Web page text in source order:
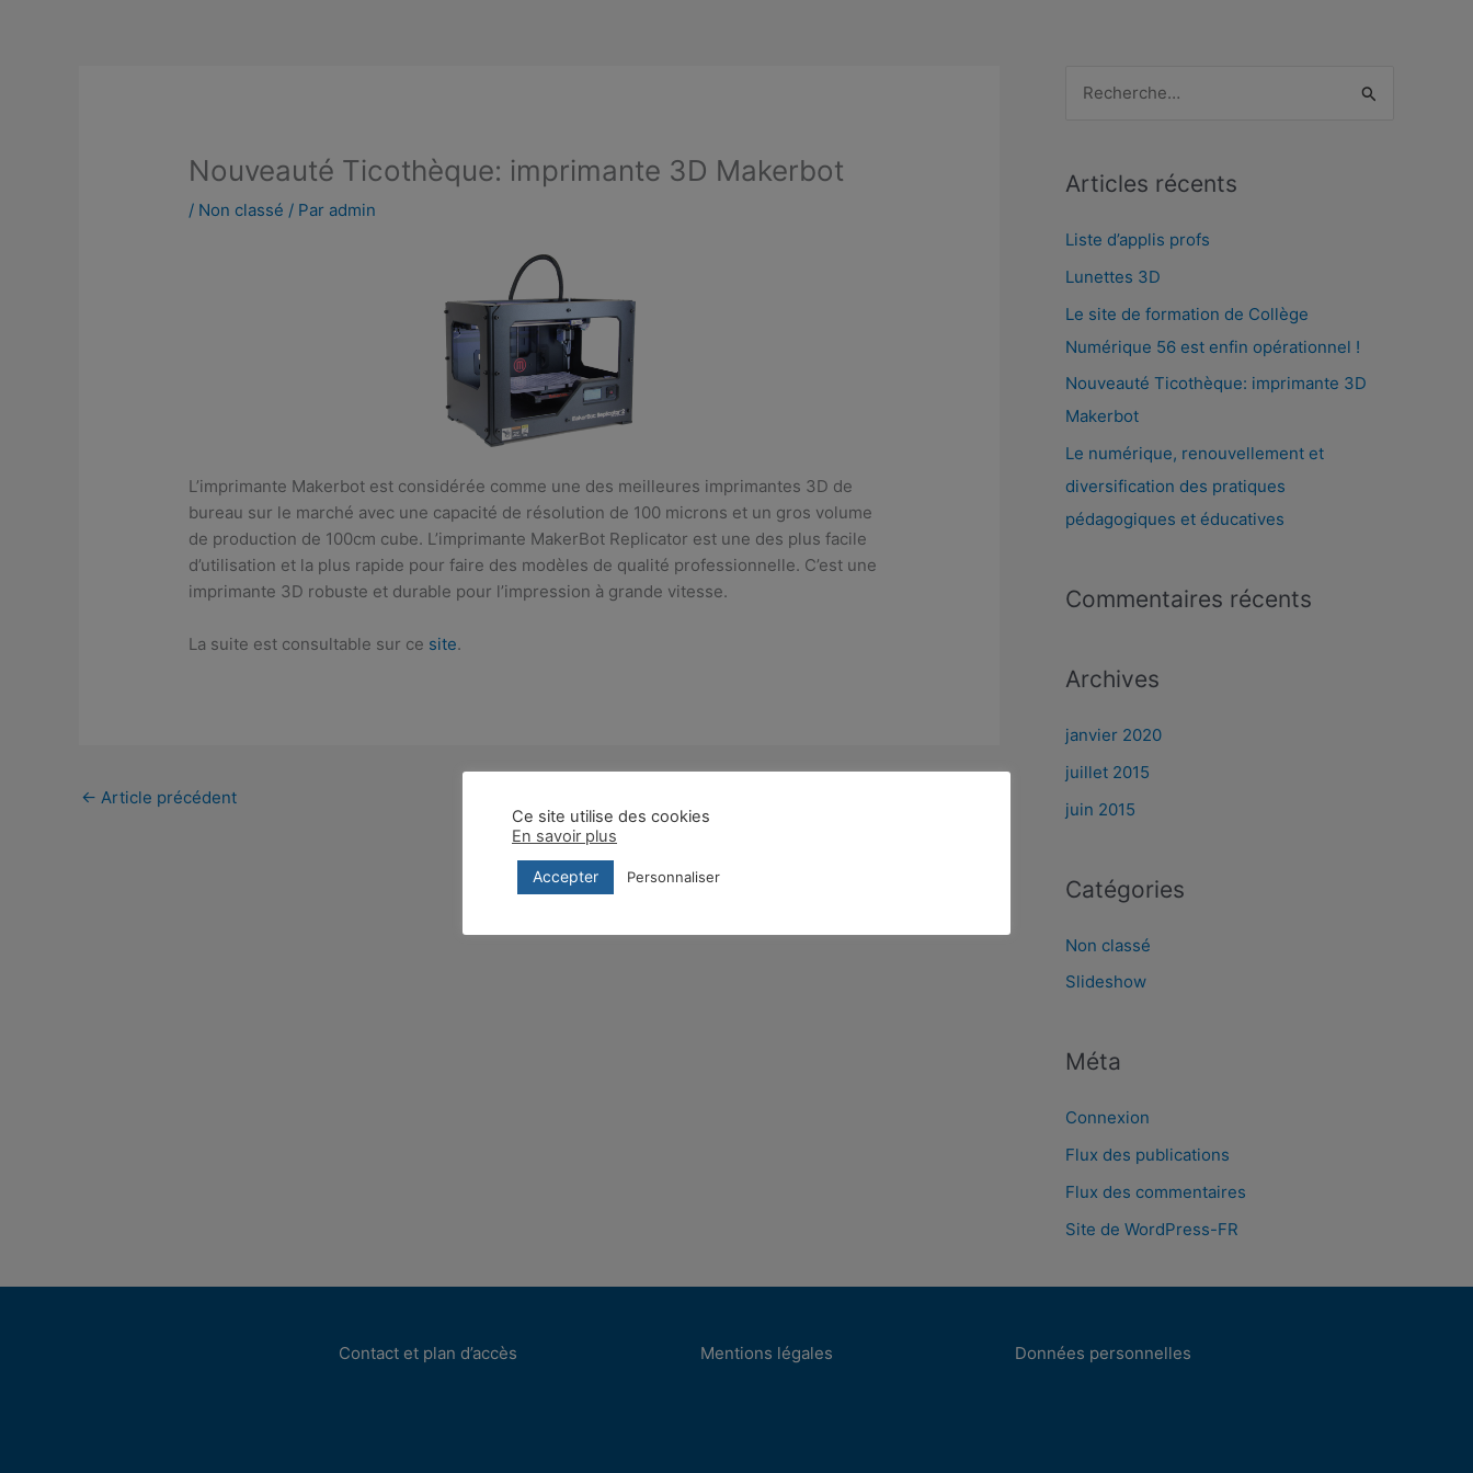
Nouveauté Ticothèque: imprimante 3D Makerbot
/ Non classé / Par admin
L’imprimante Makerbot est considérée comme une des meilleures imprimantes 3D de
bureau sur le marché avec une capacité de résolution de 100 microns et un gros volume
de production de 100cm cube. L’imprimante MakerBot Replicator est une des plus facile
d’utilisation et la plus rapide pour faire des modèles de qualité professionnelle. C’est une
imprimante 3D robuste et durable pour l’impression à grande vitesse.
La suite est consultable sur ce site.
← Article précédent
h
e
h
e
r
:
Articles récents
Liste d’applis profs
Lunettes 3D
Le site de formation de Collège
Numérique 56 est enfin opérationnel !
Nouveauté Ticothèque: imprimante 3D
Makerbot
Le numérique, renouvellement et
diversification des pratiques
pédagogiques et éducatives
Commentaires récents
Archives
janvier 2020
juillet 2015
juin 2015
Catégories
Non classé
Slideshow
Méta
Connexion
Flux des publications
Flux des commentaires
Site de WordPress-FR
Contact et plan d’accès Mentions légales Données personnelles
Ce site utilise des cookies
En savoir plus
Accepter Personnaliser